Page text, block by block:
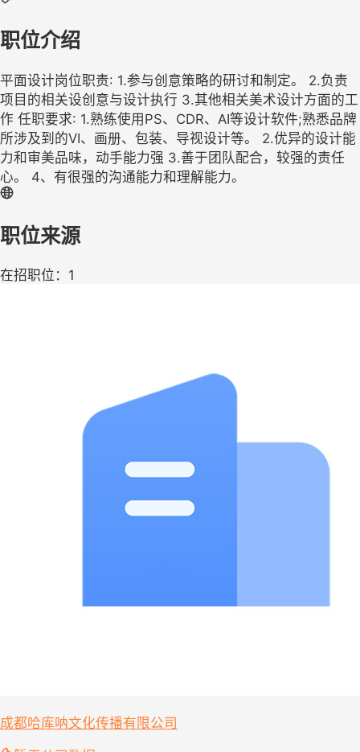
职位介绍
平面设计岗位职责: 1.参与创意策略的研讨和制定。 2.负责
项目的相关设创意与设计执行 3.其他相关美术设计方面的工
作 任职要求: 1.熟练使用PS、CDR、AI等设计软件;熟悉品牌
所涉及到的VI、画册、包装、导视设计等。 2.优异的设计能
力和审美品味，动手能力强 3.善于团队配合，较强的责任
心。 4、有很强的沟通能力和理解能力。
职位来源
在招职位：1
成都哈库呐文化传播有限公司